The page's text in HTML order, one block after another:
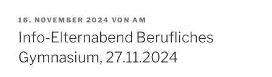
VERÖFFENTLICHT
AM
16. NOVEMBER 2024 VON AM
Info-Elternabend Berufliches
Gymnasium, 27.11.2024